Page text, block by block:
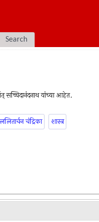
Search
सच्चिदानंदनाथ यांच्या आहेत.
ललितार्चन चंद्रिका शास्त्र